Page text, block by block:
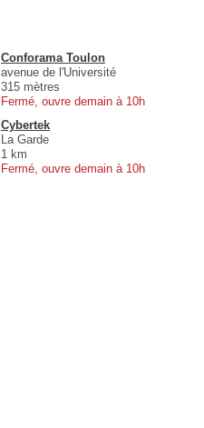
Conforama Toulon
avenue de l'Université
315 mètres
Fermé, ouvre demain à 10h
Cybertek
La Garde
1 km
Fermé, ouvre demain à 10h